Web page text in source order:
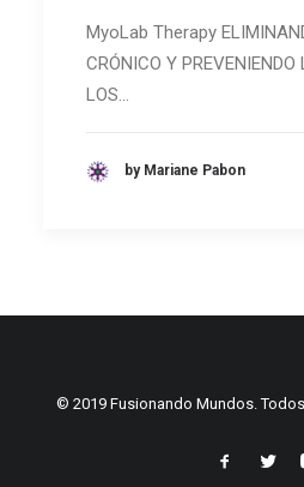
MyoLab Therapy
CRÓNICO Y PREVENIENDO
LOS…
by Mariane Pabon
© 2019 Fusionando Mundos.